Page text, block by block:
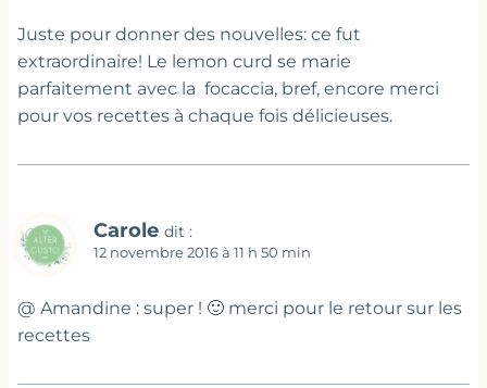
Juste pour donner des nouvelles: ce fut
extraordinaire! Le lemon curd se marie
parfaitement avec la focaccia, bref, encore merci
pour vos recettes à chaque fois délicieuses.
Carole dit :
12 novembre 2016 à 11 h 50 min
@ Amandine : super ! 🙂 merci pour le retour sur les
recettes